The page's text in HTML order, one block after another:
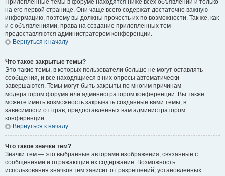
Прилепленные темы в форуме находятся ниже всех объявлений и только
на его первой странице. Они чаще всего содержат достаточно важную
информацию, поэтому вы должны прочесть их по возможности. Так же, как
и с объявлениями, права на создание прилепленных тем
предоставляются администратором конференции.
Вернуться к началу
Что такое закрытые темы?
Это такие темы, в которых пользователи больше не могут оставлять
сообщения, и все находящиеся в них опросы автоматически
завершаются. Темы могут быть закрыты по многим причинам
модератором форума или администратором конференции. Вы также
можете иметь возможность закрывать созданные вами темы, в
зависимости от прав, предоставленных вам администратором
конференции.
Вернуться к началу
Что такое значки тем?
Значки тем — это выбранные авторами изображения, связанные с
сообщениями и отражающие их содержание. Возможность
использования значков тем зависит от разрешений, установленных